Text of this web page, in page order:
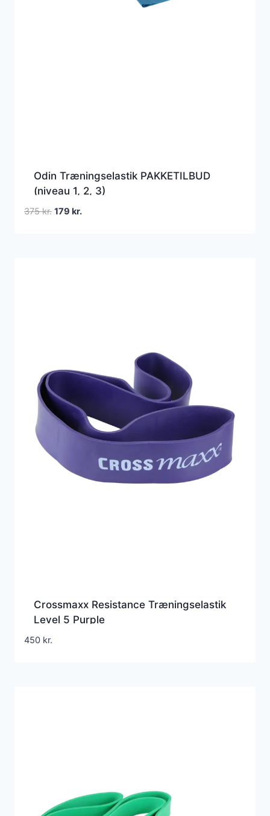
Odin Træningselastik PAKKETILBUD
(niveau 1, 2, 3)
375kr. Den
179 kr.Den
Crossmaxx Resistance Træningselastik
Level 5 Purple
450 kr.